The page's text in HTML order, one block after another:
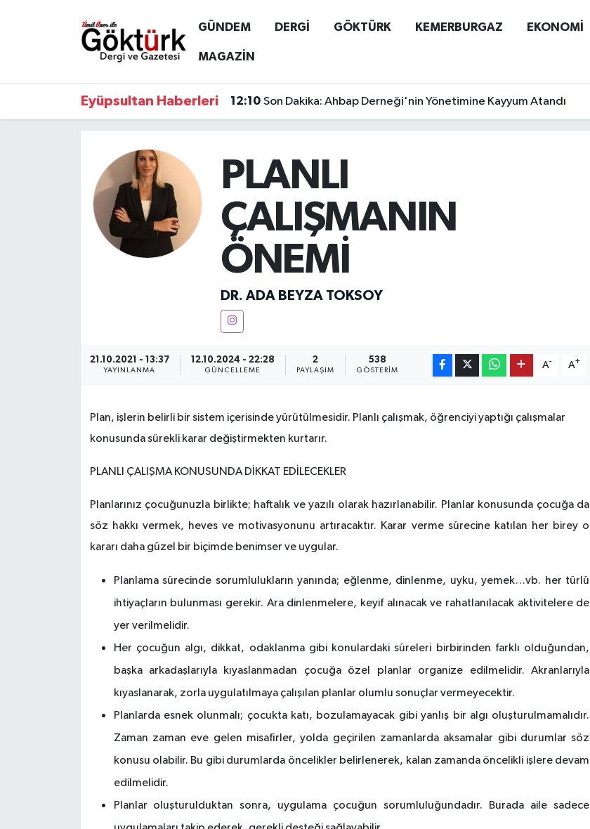
GÜNDEM DERGİ GÖKTÜRK KEMERBURGAZ EKONOMİ
MAGAZİN
Eyüpsultan Haberleri 12:10 Son Dakika: Ahbap Derneği'nin Yönetimine Kayyum Atandı
PLANLI
ÇALIŞMANIN
ÖNEMİ
DR. ADA BEYZA TOKSOY
21.10.2021 - 13:37
YAYINLANMA
12.10.2024 - 22:28
GÜNCELLEME
2
PAYLAŞIM
538
GÖSTERIM
A- A+
Plan, işlerin belirli bir sistem içerisinde yürütülmesidir. Planlı çalışmak, öğrenciyi yaptığı çalışmalar
konusunda sürekli karar değiştirmekten kurtarır.
PLANLI ÇALIŞMA KONUSUNDA DİKKAT EDİLECEKLER
Planlarınız çocuğunuzla birlikte; haftalık ve yazılı olarak hazırlanabilir. Planlar konusunda çocuğa da
söz hakkı vermek, heves ve motivasyonunu artıracaktır. Karar verme sürecine katılan her birey o
kararı daha güzel bir biçimde benimser ve uygular.
Planlama sürecinde sorumlulukların yanında; eğlenme, dinlenme, uyku, yemek…vb. her türlü
ihtiyaçların bulunması gerekir. Ara dinlenmelere, keyif alınacak ve rahatlanılacak aktivitelere de
yer verilmelidir.
Her çocuğun algı, dikkat, odaklanma gibi konulardaki süreleri birbirinden farklı olduğundan,
başka arkadaşlarıyla kıyaslanmadan çocuğa özel planlar organize edilmelidir. Akranlarıyla
kıyaslanarak, zorla uygulatılmaya çalışılan planlar olumlu sonuçlar vermeyecektir.
Planlarda esnek olunmalı; çocukta katı, bozulamayacak gibi yanlış bir algı oluşturulmamalıdır.
Zaman zaman eve gelen misafirler, yolda geçirilen zamanlarda aksamalar gibi durumlar söz
konusu olabilir. Bu gibi durumlarda öncelikler belirlenerek, kalan zamanda öncelikli işlere devam
edilmelidir.
Planlar oluşturulduktan sonra, uygulama çocuğun sorumluluğundadır. Burada aile sadece
Anne Çocuk
KÜLTÜR - SANAT
MAGAZİN
Eyüpsultan Hava Durumu
Tüm Manşetler
Son Dakika Haberleri
Haber Arşivi